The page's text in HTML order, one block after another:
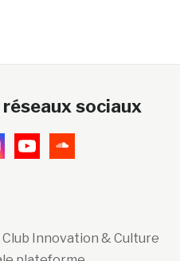
sociaux
Club Innovation & Culture